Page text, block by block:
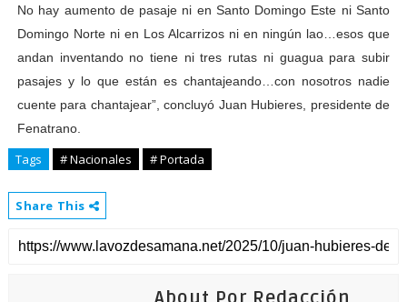
No hay aumento de pasaje ni en Santo Domingo Este ni Santo
Domingo Norte ni en Los Alcarrizos ni en ningún lao…esos que
andan inventando no tiene ni tres rutas ni guagua para subir
pasajes y lo que están es chantajeando…con nosotros nadie
cuente para chantajear”, concluyó Juan Hubieres, presidente de
Fenatrano.
Tags # Nacionales # Portada
Share This